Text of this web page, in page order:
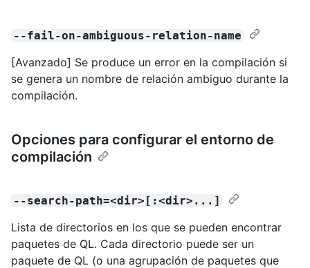
--fail-on-ambiguous-relation-name
[Avanzado] Se produce un error en la compilación si
se genera un nombre de relación ambiguo durante la
compilación.
Opciones para configurar el entorno de
compilación
--search-path=<dir>[:<dir>...]
Lista de directorios en los que se pueden encontrar
paquetes de QL. Cada directorio puede ser un
paquete de QL (o una agrupación de paquetes que